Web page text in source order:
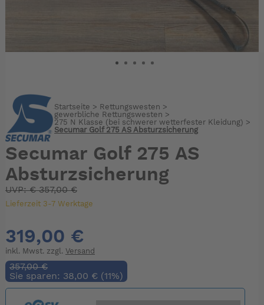
Startseite > Rettungswesten >
gewerbliche Rettungswesten >
275 N Klasse (bei schwerer wetterfester Kleidung) >
Secumar Golf 275 AS Absturzsicherung
Secumar Golf 275 AS
Absturzsicherung
UVP:€357,00 €
Lieferzeit 3-7 Werktage
319,00 €
inkl. Mwst. zzgl. Versand
357,00 €
Sie sparen: 38,00 € (11%)